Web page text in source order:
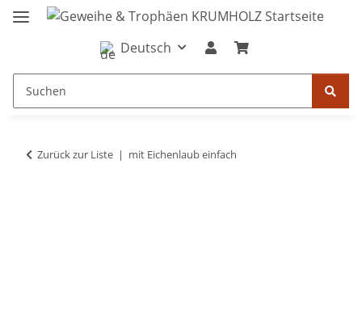
Deutsch
Zurück zur Liste mit Eichenlaub einfach